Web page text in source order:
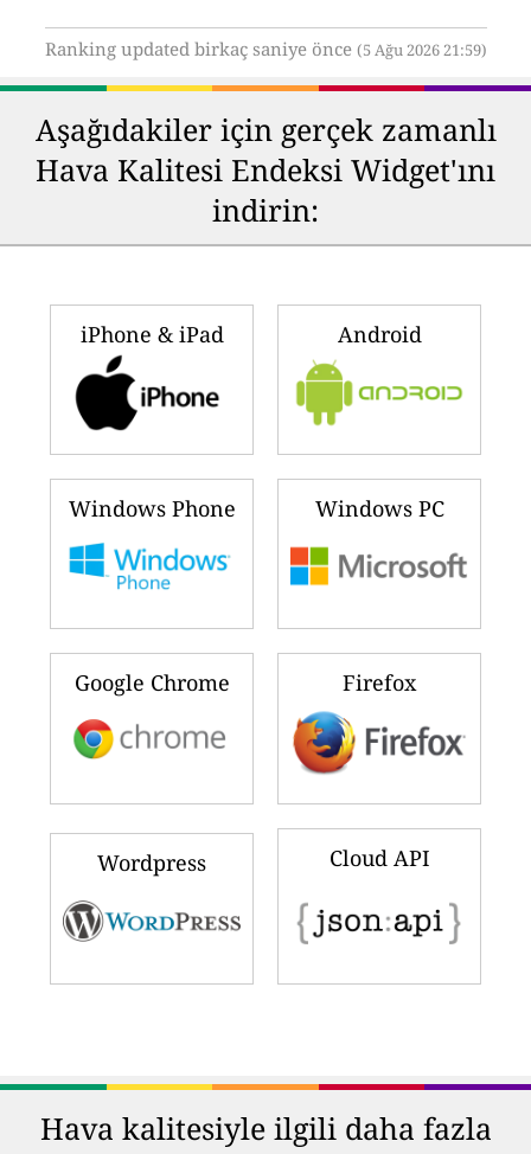
Ranking updated birkaç saniye önce (5 Ağu 2026 21:59)
Aşağıdakiler için gerçek zamanlı
Hava Kalitesi Endeksi Widget'ını
indirin:
iPhone & iPad Android
Windows Phone Windows PC
Google Chrome Firefox
Wordpress Cloud API
Hava kalitesiyle ilgili daha fazla